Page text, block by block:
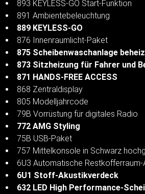
893 KEYLESS-GO Start-Funktion
891 Ambientebeleuchtung
889 KEYLESS-GO
876 Innenraumlicht-Paket
875 Scheibenwaschanlage
873 Sitzheizung für Fahrer und
871 HANDS-FREE ACCESS
868 Zentraldisplay
805 Modelljahrcode
79B Vorrüstung für digitales Radio
772 AMG Styling
75B USB-Paket
757 Mittelkonsole in Schwarz
6U3 Automatische Restkofferraum-
6U1 Stoff-Akustikverdeck
632 LED High Performance-